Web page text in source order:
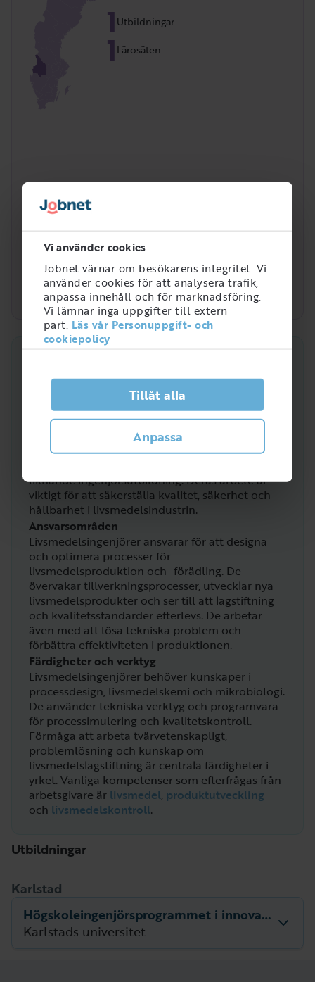
Vi använder cookies
Jobnet värnar om besökarens integritet. Vi
använder cookies för att analysera trafik,
anpassa innehåll och för marknadsföring.
Vi lämnar inga uppgifter till extern
part. Läs vår Personuppgift- och
cookiepolicy
Tillåt alla
Anpassa
1Utbildningar
1Lärosäten
Livsmedelsingenjörer är specialister inom
livsmedelsteknik och arbetar med att utveckla
och förbättra livsmedelsprocesser och -
produkter. De har ofta en högskoleutbildning
liknande ingenjörsutbildning. Deras arbete är
viktigt för att säkerställa kvalitet, säkerhet och
hållbarhet i livsmedelsindustrin.
Ansvarsområden
Livsmedelsingenjörer ansvarar för att designa
och optimera processer för
livsmedelsproduktion och -förädling. De
övervakar tillverkningsprocesser, utvecklar nya
livsmedelsprodukter och ser till att lagstiftning
och kvalitetsstandarder efterlevs. De arbetar
även med att lösa tekniska problem och
förbättra effektiviteten i produktionen.
Färdigheter och verktyg
Livsmedelsingenjörer behöver kunskaper i
processdesign, livsmedelskemi och mikrobiologi.
De använder tekniska verktyg och programvara
för processimulering och kvalitetskontroll.
Förmåga att arbeta tvärvetenskapligt,
problemlösning och kunskap om
livsmedelslagstiftning är centrala färdigheter i
yrket. Vanliga kompetenser som efterfrågas från
arbetsgivare är livsmedel, produktutveckling
och livsmedelskontroll.
Utbildningar
Karlstad
Högskoleingenjörsprogrammet i innovationsteknik och design
Karlstads universitet